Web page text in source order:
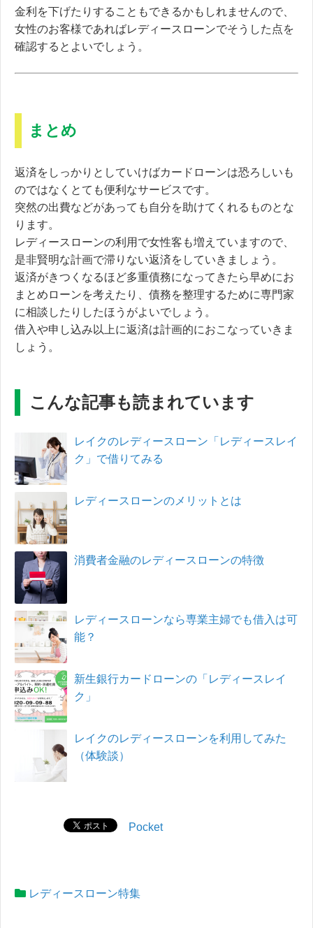
金利を下げたりすることもできるかもしれませんので、
女性のお客様であればレディースローンでそうした点を
確認するとよいでしょう。
まとめ
返済をしっかりとしていけばカードローンは恐ろしいも
のではなくとても便利なサービスです。
突然の出費などがあっても自分を助けてくれるものとな
ります。
レディースローンの利用で女性客も増えていますので、
是非賢明な計画で滞りない返済をしていきましょう。
返済がきつくなるほど多重債務になってきたら早めにお
まとめローンを考えたり、債務を整理するために専門家
に相談したりしたほうがよいでしょう。
借入や申し込み以上に返済は計画的におこなっていきま
しょう。
こんな記事も読まれています
レイクのレディースローン「レディースレイ
ク」で借りてみる
レディースローンのメリットとは
消費者金融のレディースローンの特徴
レディースローンなら専業主婦でも借入は可
能？
新生銀行カードローンの「レディースレイ
ク」
レイクのレディースローンを利用してみた
（体験談）
Pocket
レディースローン特集